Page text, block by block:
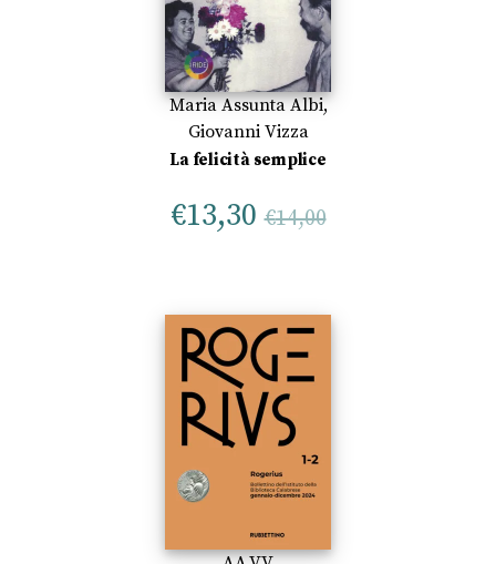
Maria Assunta Albi,
Giovanni Vizza
La felicità semplice
€13,30 €14,00